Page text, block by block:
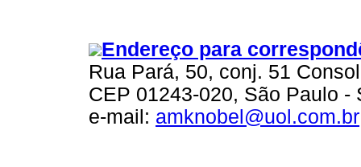
Endereço para
Rua Pará, 50, conj. 51
CEP 01243-020, São Paulo -
e-mail: amknobel@uol.com.br